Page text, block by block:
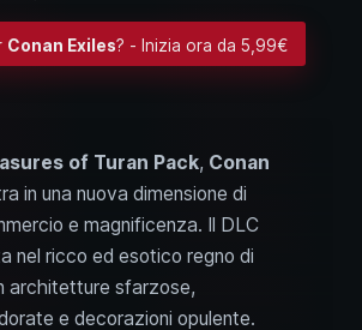
Conan Exiles? - Inizia ora da 5,99€
of Turan Pack, Conan
in una nuova dimensione di
e magnificenza. Il DLC
nel ricco ed esotico regno di
architetture sfarzose,
e decorazioni opulente.